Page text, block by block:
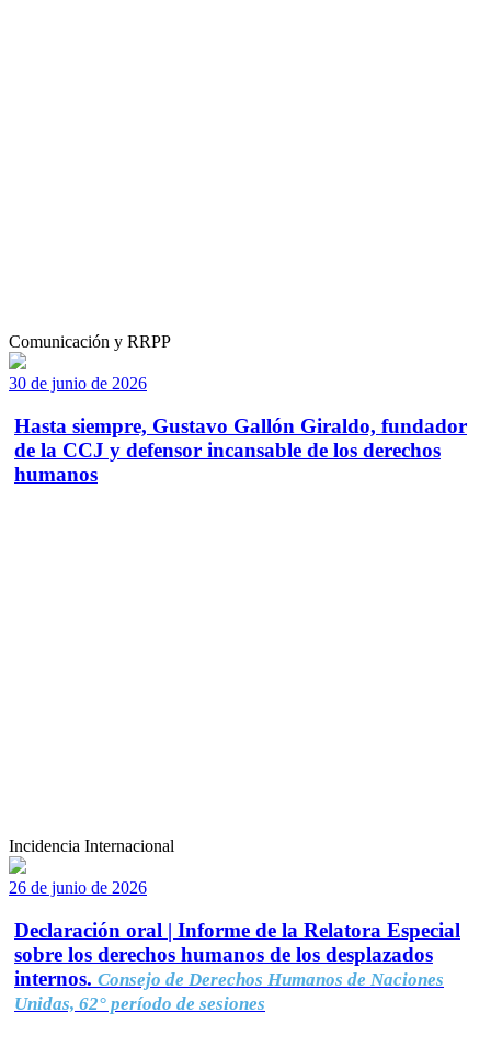
Comunicación y RRPP
30 de junio de 2026
Hasta siempre, Gustavo Gallón Giraldo, fundador
de la CCJ y defensor incansable de los derechos
humanos
Incidencia Internacional
26 de junio de 2026
Declaración oral | Informe de la Relatora Especial
sobre los derechos humanos de los desplazados
internos. Consejo de Derechos Humanos de Naciones
Unidas, 62° período de sesiones